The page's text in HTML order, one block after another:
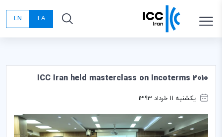
FA
EN
ICC Iran held masterclass on Incoterms 2010
یکشنبه 11 خرداد 1393